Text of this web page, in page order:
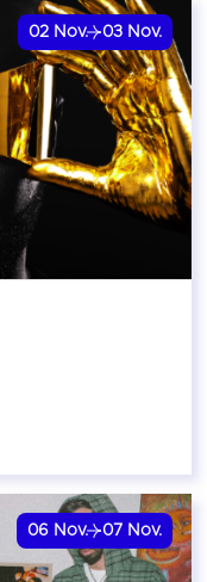
02 Nov. 03 Nov.
06 Nov. 07 Nov.